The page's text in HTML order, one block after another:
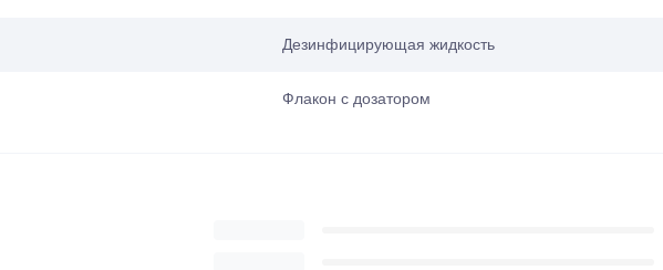
Дезинфицирующая жидкость
Флакон с дозатором